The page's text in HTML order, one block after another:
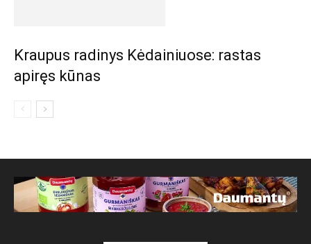
Kraupus radinys Kėdainiuose: rastas
apiręs kūnas